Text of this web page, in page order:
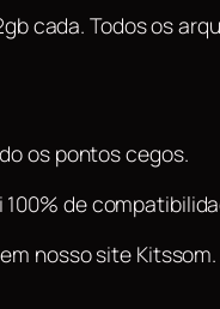
cada. Todos os
os pontos cegos.
de
nosso site Kitssom.